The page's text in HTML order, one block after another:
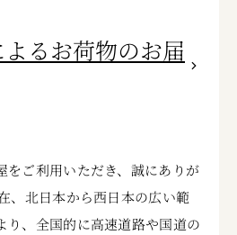
るお荷物のお届
をご利用いただき、誠にありが
、北日本から西日本の広い範
り、全国的に高速道路や国道の